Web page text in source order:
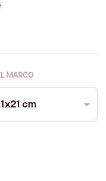
MARCO
cm